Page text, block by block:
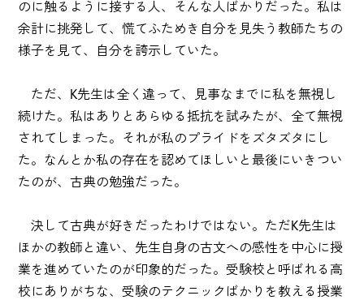
のに触るように接する人、そんな人ばかりだった。私は
余計に挑発して、慌てふためき自分を見失う教師たちの
様子を見て、自分を誇示していた。
ただ、K先生は全く違って、見事なまでに私を無視し
続けた。私はありとあらゆる抵抗を試みたが、全て無視
されてしまった。それが私のプライドをズタズタにし
た。なんとか私の存在を認めてほしいと最後にいきつい
たのが、古典の勉強だった。
決して古典が好きだったわけではない。ただK先生は
ほかの教師と違い、先生自身の古文への感性を中心に授
業を進めていたのが印象的だった。受験校と呼ばれる高
校にありがちな、受験のテクニックばかりを教える授業